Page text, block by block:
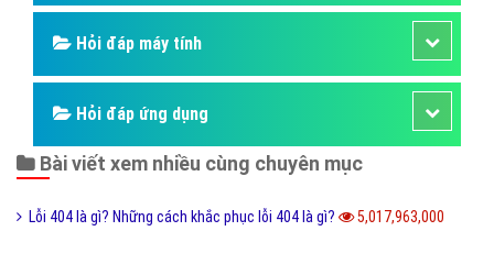
Hỏi đáp máy tính
Hỏi đáp ứng dụng
Bài viết xem nhiều cùng chuyên mục
Lỗi 404 là gì? Những cách khắc phục lỗi 404 là gì? 5,017,963,000